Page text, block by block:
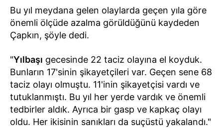
Bu yıl meydana gelen olaylarda geçen yıla göre
önemli ölçüde azalma görüldüğünü kaydeden
Çapkın, şöyle dedi.
"Yılbaşı gecesinde 22 taciz olayına el koyduk.
Bunların 17'sinin şikayetçileri var. Geçen sene 68
taciz olayı olmuştu. 11'inin şikayetçisi vardı ve
tutuklanmıştı. Bu yıl her yerde vardık ve önemli
tedbirler aldık. Ayrıca bir gasp ve kapkaç olayı
oldu. Her ikisinin sanıkları da suçüstü yakalandı."